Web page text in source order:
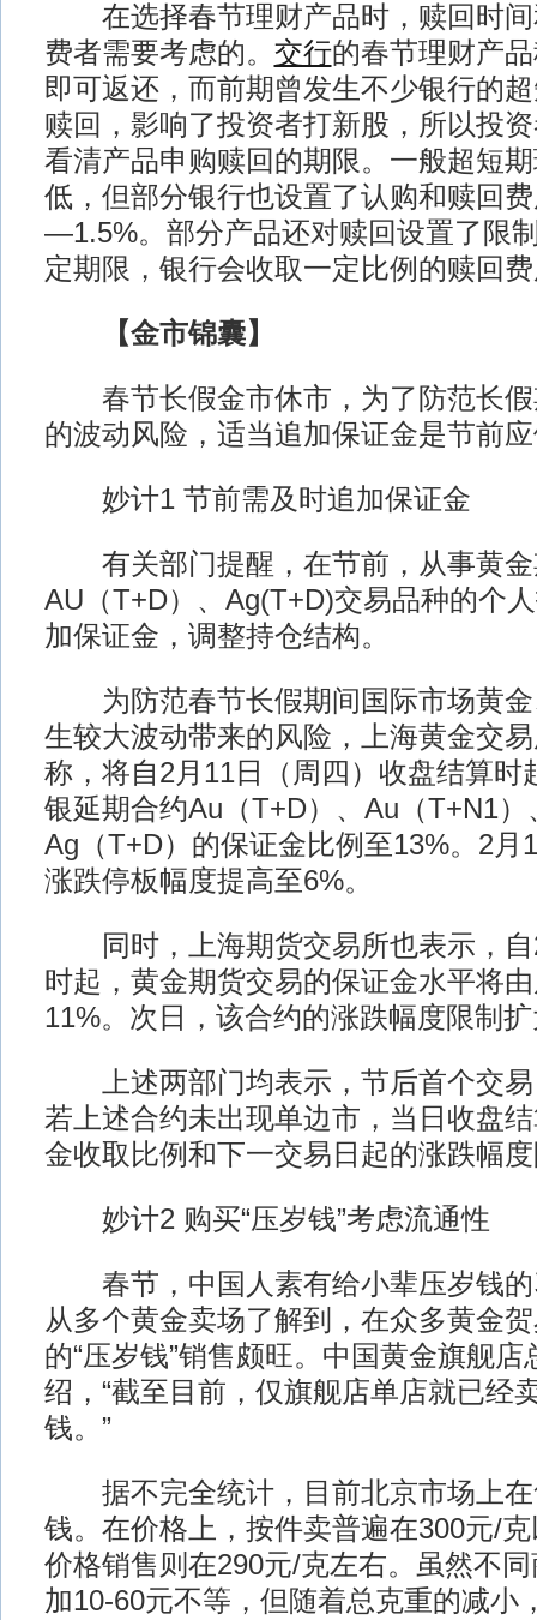
在选择春节理财产品时，赎回时间
费者需要考虑的。 交行的春节理财产
即可返还，而前期曾发生不少银行的
赎回，影响了投资者打新股，所以投
看清产品申购赎回的期限。一般超短
低，但部分银行也设置了认购和赎回
—1.5%。部分产品还对赎回设置了限
定期限，银行会收取一定比例的赎回
【金市锦囊】
春节长假金市休市，为了防范长假
的波动风险，适当追加保证金是节前
妙计1 节前需及时追加保证金
有关部门提醒，在节前，从事黄金
AU（T+D）、Ag(T+D)交易品种的个
加保证金，调整持仓结构。
为防范春节长假期间国际市场黄金
生较大波动带来的风险，上海黄金交
称，将自2月11日（周四）收盘结算时
银延期合约Au（T+D）、Au（T+N1
Ag（T+D）的保证金比例至13%。2月
涨跌停板幅度提高至6%。
同时，上海期货交易所也表示，自
时起，黄金期货交易的保证金水平将
11%。次日，该合约的涨跌幅度限制
上述两部门均表示，节后首个交易
若上述合约未出现单边市，当日收盘
金收取比例和下一交易日起的涨跌幅
妙计2 购买“压岁钱”考虑流通性
春节，中国人素有给小辈压岁钱的
从多个黄金卖场了解到，在众多黄金
的“压岁钱”销售颇旺。中国黄金旗舰
绍，“截至目前，仅旗舰店单店就已经
钱。”
据不完全统计，目前北京市场上在
钱。在价格上，按件卖普遍在300元/
价格销售则在290元/克左右。虽然不
加10-60元不等，但随着总克重的减小